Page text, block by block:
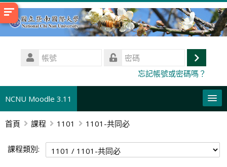
跳
至
號
登
忘記帳號或密碼嗎？
NCNU Moodle 3.11
正體中文 ‎(zh_tw)‎
搜
尋
送
首頁 課程 1101 1101-共同必
課程類別: